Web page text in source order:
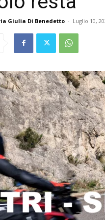
Giulia Di Benedetto - Luglio 10,